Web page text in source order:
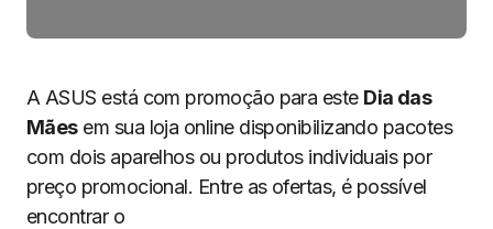
A ASUS está com promoção para este Dia das
Mãesem sua loja online disponibilizando pacotes
com dois aparelhos ou produtos individuais por
preço promocional. Entre as ofertas, é possível
encontrar o